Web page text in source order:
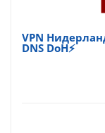
VPN
DNS DoH⚡